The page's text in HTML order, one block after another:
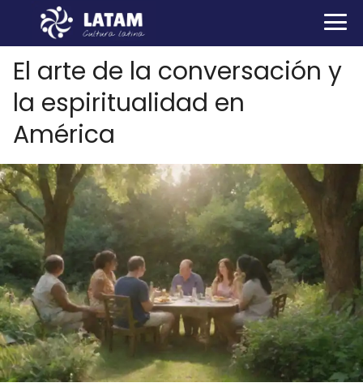
El arte de la conversación y
la espiritualidad en
América